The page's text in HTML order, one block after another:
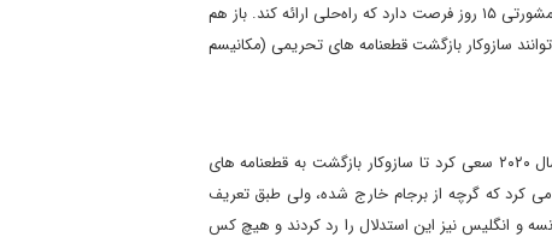
ایران، یکی از طرف شاکی (مثلاً انگلیس یا فرانسه)، و یکی مستقل که با توافق طرفین تعیین می‌شود. هیئت مشورتی ۱۵ روز فرصت دارد که راه‌حلی ارائه کند. باز هم
سازوکار بازگشت قطعنامه های تحریمی (مکانیسم
به طور کاملا خلاصه، ترامپ در سال ۲۰۱۸ آمریکا را از برجام خارج کرد. سپس چندین بار از جمله در اوت سال ۲۰۲۰ سعی کرد تا سازوکار بازگشت به قطعنامه های
کرد که گرچه از برجام خارج شده، ولی طبق تعریف
و انگلیس نیز این استدلال را رد کردند و هیچ کس